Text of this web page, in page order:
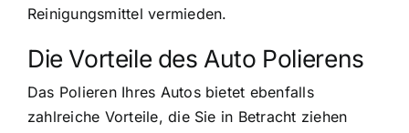
Reinigungsmittel vermieden.
Die Vorteile des Auto Polierens
Das Polieren Ihres Autos bietet ebenfalls
zahlreiche Vorteile, die Sie in Betracht ziehen